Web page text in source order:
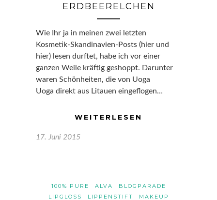
ERDBEERELCHEN
Wie Ihr ja in meinen zwei letzten
Kosmetik-Skandinavien-Posts (hier und
hier) lesen durftet, habe ich vor einer
ganzen Weile kräftig geshoppt. Darunter
waren Schönheiten, die von Uoga
Uoga direkt aus Litauen eingeflogen…
WEITERLESEN
17. Juni 2015
100% PURE ALVA
BLOGPARADE
LIPGLOSS
LIPPENSTIFT
MAKEUP